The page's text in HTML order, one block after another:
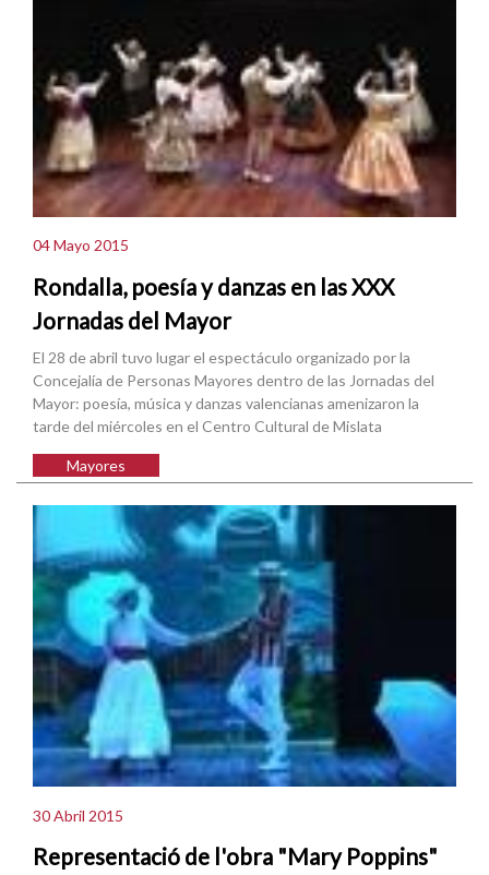
04 Mayo 2015
Rondalla, poesía y danzas en las XXX
Jornadas del Mayor
El 28 de abril tuvo lugar el espectáculo organizado por la
Concejalía de Personas Mayores dentro de las Jornadas del
Mayor: poesía, música y danzas valencianas amenizaron la
tarde del miércoles en el Centro Cultural de Mislata
Mayores
30 Abril 2015
Representació de l'obra "Mary Poppins"